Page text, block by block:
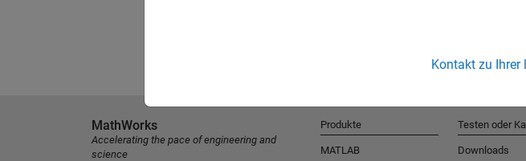
Kontakt zu Ihrer
MathWorks
Accelerating the pace of engineering and
science
Produkte
MATLAB
Testen oder
Downloads